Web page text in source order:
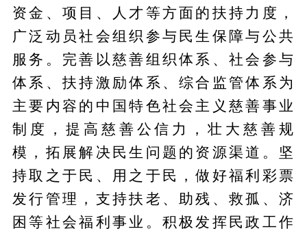
资金、项目、人才等方面的扶持力度，
广泛动员社会组织参与民生保障与公共
服务。完善以慈善组织体系、社会参与
体系、扶持激励体系、综合监管体系为
主要内容的中国特色社会主义慈善事业
制度，提高慈善公信力，壮大慈善规
模，拓展解决民生问题的资源渠道。坚
持取之于民、用之于民，做好福利彩票
发行管理，支持扶老、助残、救孤、济
困等社会福利事业。积极发挥民政工作